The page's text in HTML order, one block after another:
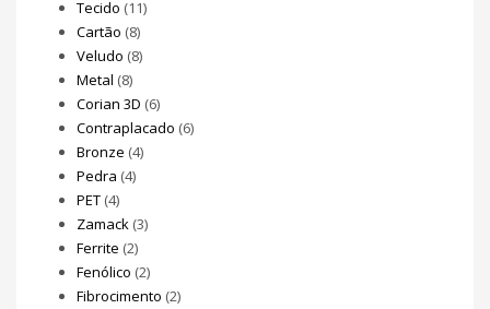
Tecido (11)
Cartão (8)
Veludo (8)
Metal (8)
Corian 3D (6)
Contraplacado (6)
Bronze (4)
Pedra (4)
PET (4)
Zamack (3)
Ferrite (2)
Fenólico (2)
Fibrocimento (2)